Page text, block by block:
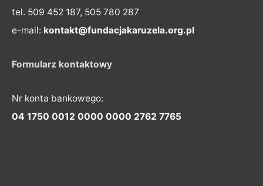
tel. 509 452 187, 505 780 287
e-mail: kontakt@fundacjakaruzela.org.pl
Formularz kontaktowy
Nr konta bankowego:
04 1750 0012 0000 0000 2762 7765